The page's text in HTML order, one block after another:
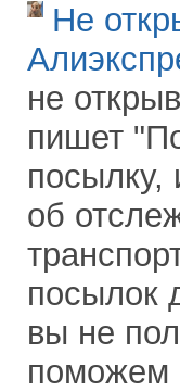
Не
не
пишет
посылку,
об
посылок
вы не
поможем